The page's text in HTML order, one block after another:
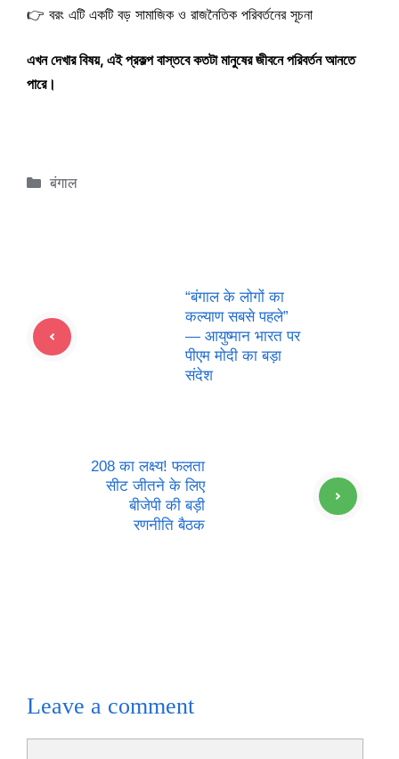
👉 বরং এটি একটি বড় সামাজিক ও রাজনৈতিক পরিবর্তনের সূচনা
এখন দেখার বিষয়, এই প্রকল্প বাস্তবে কতটা মানুষের জীবনে পরিবর্তন আনতে
পারে।
Categories
बंगाल
“बंगाल के लोगों का
कल्याण सबसे पहले”
— आयुष्मान भारत पर
पीएम मोदी का बड़ा
संदेश
208 का लक्ष्य! फलता
सीट जीतने के लिए
बीजेपी की बड़ी
रणनीति बैठक
Leave a comment